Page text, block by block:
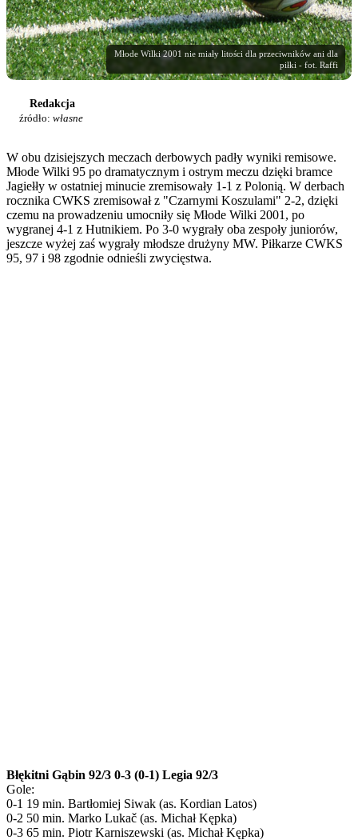
Młode Wilki 2001 nie miały litości dla przeciwników ani dla
piłki - fot. Raffi
Redakcja
źródło: własne
W obu dzisiejszych meczach derbowych padły wyniki remisowe.
Młode Wilki 95 po dramatycznym i ostrym meczu dzięki bramce
Jagiełły w ostatniej minucie zremisowały 1-1 z Polonią. W derbach
rocznika CWKS zremisował z "Czarnymi Koszulami" 2-2, dzięki
czemu na prowadzeniu umocniły się Młode Wilki 2001, po
wygranej 4-1 z Hutnikiem. Po 3-0 wygrały oba zespoły juniorów,
jeszcze wyżej zaś wygrały młodsze drużyny MW. Piłkarze CWKS
95, 97 i 98 zgodnie odnieśli zwycięstwa.
Błękitni Gąbin 92/3 0-3 (0-1) Legia 92/3
Gole:
0-1 19 min. Bartłomiej Siwak (as. Kordian Latos)
0-2 50 min. Marko Lukač (as. Michał Kępka)
0-3 65 min. Piotr Karniszewski (as. Michał Kępka)